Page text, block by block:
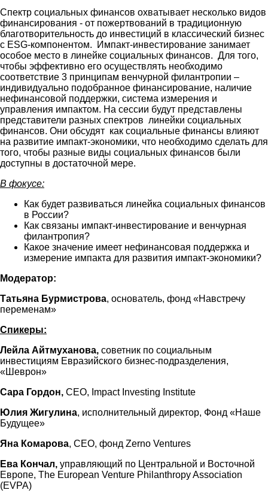
Спектр социальных финансов охватывает несколько видов
финансирования - от пожертвований в традиционную
благотворительность до инвестиций в классический бизнес
с ESG-компонентом. Импакт-инвестирование занимает
особое место в линейке социальных финансов. Для того,
чтобы эффективно его осуществлять необходимо
соответствие 3 принципам венчурной филантропии –
индивидуально подобранное финансирование, наличие
нефинансовой поддержки, система измерения и
управления импактом. На сессии будут представлены
представители разных спектров линейки социальных
финансов. Они обсудят как социальные финансы влияют
на развитие импакт-экономики, что необходимо сделать для
того, чтобы разные виды социальных финансов были
доступны в достаточной мере.
В фокусе:
Как будет развиваться линейка социальных финансов
в России?
Как связаны импакт-инвестирование и венчурная
филантропия?
Какое значение имеет нефинансовая поддержка и
измерение импакта для развития импакт-экономики?
Модератор:
Татьяна Бурмистрова, основатель, фонд «Навстречу
переменам»
Спикеры:
Лейла Айтмуханова, советник по социальным
инвестициям Евразийского бизнес-подразделения,
«Шеврон»
Сара Гордон, CEO, Impact Investing Institute
Юлия Жигулина, исполнительный директор, Фонд «Наше
Будущее»
Яна Комарова, CEO, фонд Zerno Ventures
Ева Кончал, управляющий по Центральной и Восточной
Европе, The European Venture Philanthropy Association
(EVPA)